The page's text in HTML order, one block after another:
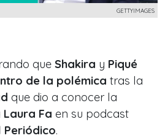
GETTYIMAGES
que Shakira y Piqué
de la polémica tras la
que dio a conocer la
Laura Fa en su podcast
Periódico.